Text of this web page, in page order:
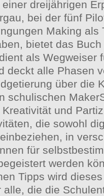
dreijährigen
bei der fünf
Making als
bietet das
als Wegweiser
deckt alle Phasen
über die
schulischen
und
die sowohl
in
für
werden
Tipps wird
die die